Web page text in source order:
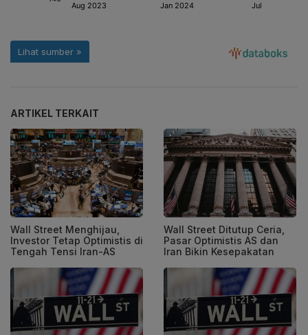
ARTIKEL TERKAIT
Wall Street Menghijau,
Investor Tetap Optimistis di
Tengah Tensi Iran-AS
Wall Street Ditutup Ceria,
Pasar Optimistis AS dan
Iran Bikin Kesepakatan